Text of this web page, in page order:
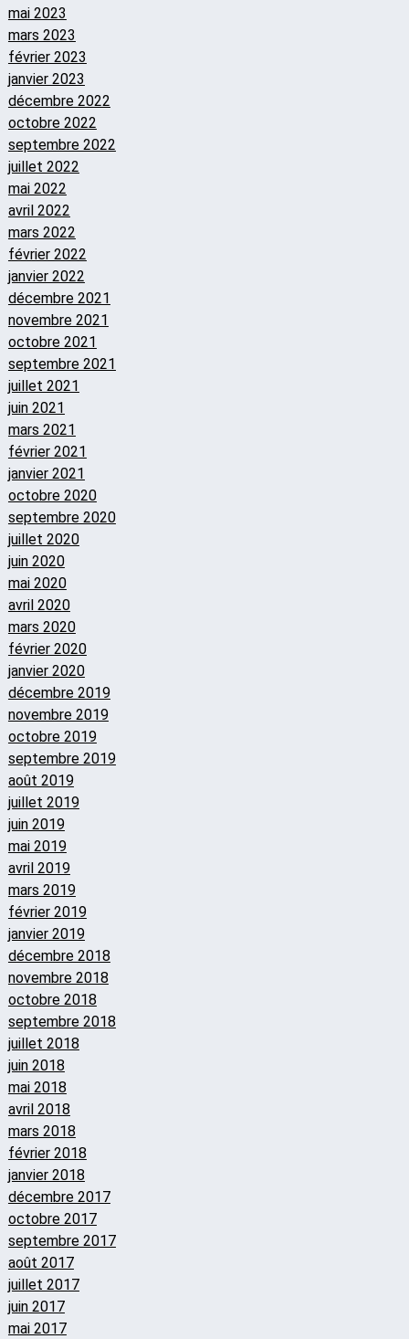
mai 2023
mars 2023
février 2023
janvier 2023
décembre 2022
octobre 2022
septembre 2022
juillet 2022
mai 2022
avril 2022
mars 2022
février 2022
janvier 2022
décembre 2021
novembre 2021
octobre 2021
septembre 2021
juillet 2021
juin 2021
mars 2021
février 2021
janvier 2021
octobre 2020
septembre 2020
juillet 2020
juin 2020
mai 2020
avril 2020
mars 2020
février 2020
janvier 2020
décembre 2019
novembre 2019
octobre 2019
septembre 2019
août 2019
juillet 2019
juin 2019
mai 2019
avril 2019
mars 2019
février 2019
janvier 2019
décembre 2018
novembre 2018
octobre 2018
septembre 2018
juillet 2018
juin 2018
mai 2018
avril 2018
mars 2018
février 2018
janvier 2018
décembre 2017
octobre 2017
septembre 2017
août 2017
juillet 2017
juin 2017
mai 2017